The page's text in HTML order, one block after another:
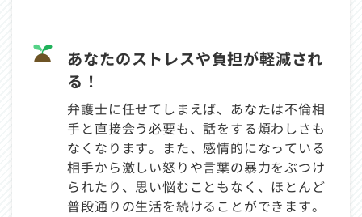
あなたのストレスや負担が軽減され
る！
弁護士に任せてしまえば、あなたは不倫相
手と直接会う必要も、話をする煩わしさも
なくなります。また、感情的になっている
相手から激しい怒りや言葉の暴力をぶつけ
られたり、思い悩むこともなく、ほとんど
普段通りの生活を続けることができます。